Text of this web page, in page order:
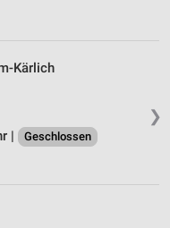
❯
Kärlich
|
Geschlossen